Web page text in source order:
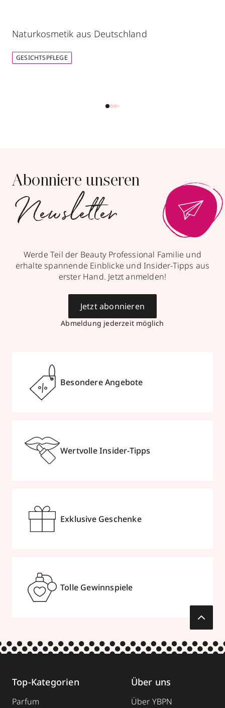
Naturkosmetik aus Deutschland
GESICHTSPFLEGE
Abonniere unseren
Newsletter
Werde Teil der Beauty Professional Familie und
erhalte spannende Einblicke und Insider-Tipps aus
erster Hand. Jetzt anmelden!
Abmeldung jederzeit möglich
Jetzt abonnieren
Besondere Angebote
Wertvolle Insider-Tipps
Exklusive Geschenke
Tolle Gewinnspiele
Top-Kategorien
Parfum
Über uns
Über YBPN